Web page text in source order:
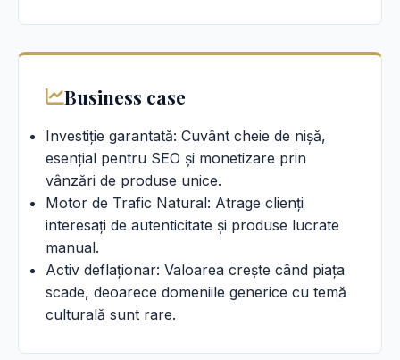
Business case
Investiție garantată: Cuvânt cheie de nișă,
esențial pentru SEO și monetizare prin
vânzări de produse unice.
Motor de Trafic Natural: Atrage clienți
interesați de autenticitate și produse lucrate
manual.
Activ deflaționar: Valoarea crește când piața
scade, deoarece domeniile generice cu temă
culturală sunt rare.